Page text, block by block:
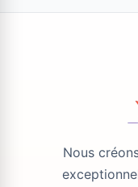
Nous